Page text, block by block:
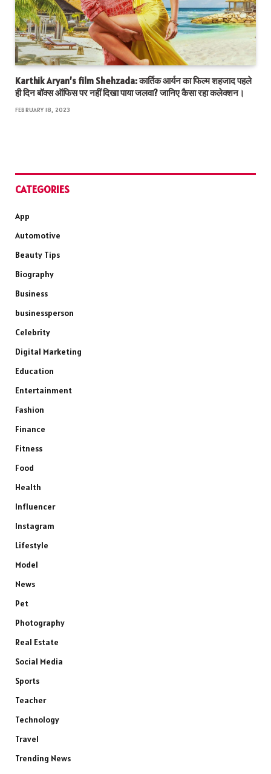
Karthik Aryan’s film Shehzada: कार्तिक आर्यन का फिल्म शहजाद पहले
ही दिन बॉक्स ऑफिस पर नहीं दिखा पाया जलवा? जानिए कैसा रहा कलेक्शन।
FEBRUARY 18, 2023
CATEGORIES
App
Automotive
Beauty Tips
Biography
Business
businessperson
Celebrity
Digital Marketing
Education
Entertainment
Fashion
Finance
Fitness
Food
Health
Influencer
Instagram
Lifestyle
Model
News
Pet
Photography
Real Estate
Social Media
Sports
Teacher
Technology
Travel
Trending News